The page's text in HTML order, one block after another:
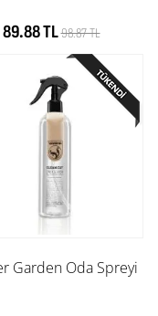
89.88 TL98.87 TL
Garden Oda Spreyi